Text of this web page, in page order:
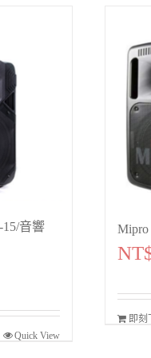
音響
Quick View
即刻